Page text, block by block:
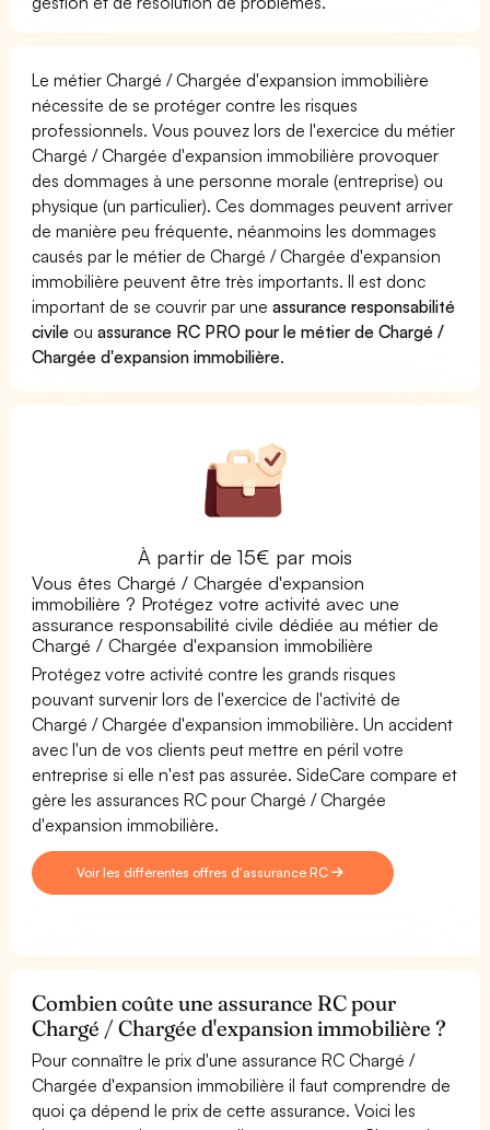
Le métier Chargé / Chargée d'expansion immobilière
nécessite de se protéger contre les risques
professionnels. Vous pouvez lors de l'exercice du métier
Chargé / Chargée d'expansion immobilière provoquer
des dommages à une personne morale (entreprise) ou
physique (un particulier). Ces dommages peuvent arriver
de manière peu fréquente, néanmoins les dommages
causés par le métier de Chargé / Chargée d'expansion
immobilière peuvent être très importants. Il est donc
important de se couvrir par uneassurance responsabilité
civile ouassurance RC PRO pour le métier de Chargé /
Chargée d'expansion immobilière.
À partir de 15€ par mois
Vous êtes Chargé / Chargée d'expansion
immobilière ? Protégez votre activité avec une
assurance responsabilité civile dédiée au métier de
Chargé / Chargée d'expansion immobilière
Protégez votre activité contre les grands risques
pouvant survenir lors de l'exercice de l'activité de
Chargé / Chargée d'expansion immobilière. Un accident
avec l'un de vos clients peut mettre en péril votre
entreprise si elle n'est pas assurée. SideCare compare et
gère les assurances RC pour Chargé / Chargée
d'expansion immobilière.
Voir les différentes offres d'assurance RC
Combien coûte une assurance RC pour
Chargé / Chargée d'expansion immobilière ?
Pour connaître le prix d'une assurance RC Chargé /
Chargée d'expansion immobilière il faut comprendre de
quoi ça dépend le prix de cette assurance. Voici les